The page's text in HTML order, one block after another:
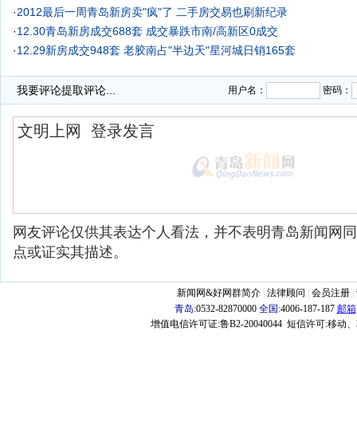
·2012最后一周青岛新房卖"疯"了 二手房交易也刷新纪录
·12.30青岛新房成交688套 成交暴跌市南/高新区0成交
·12.29新房成交948套 老胶南占"半边天"星河城日销165套
我要评论提取评论... 用户名： 密码：
网友评论仅供其表达个人看法，并不表明青岛新闻网
点或证实其描述。